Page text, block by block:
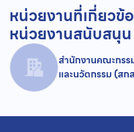
หน่วยงานที่เกี่ยวข้
หน่วยงานสนับสนุน
สำนักงานคณะกรร
และนวัตกรรม (สก